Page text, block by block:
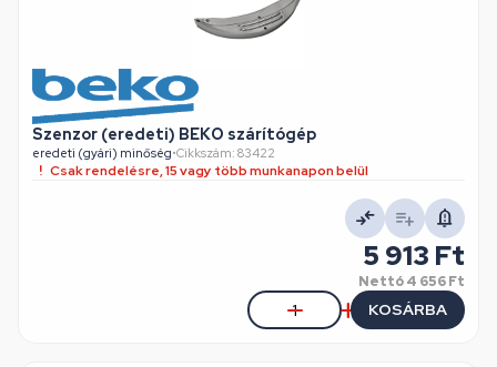
Szenzor (eredeti) BEKO szárítógép
eredeti (gyári) minőség•Cikkszám: 83422
Csak rendelésre, 15 vagy több munkanapon belül
5 913 Ft
Nettó4 656 Ft
KOSÁRBA